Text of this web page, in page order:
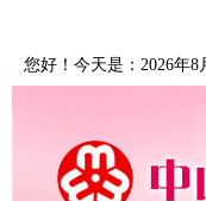
您好！今天是：2026年8